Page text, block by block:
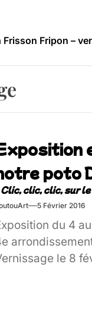
Fripon –
Festival –
poto
5 Février 2016
du 4
le 8